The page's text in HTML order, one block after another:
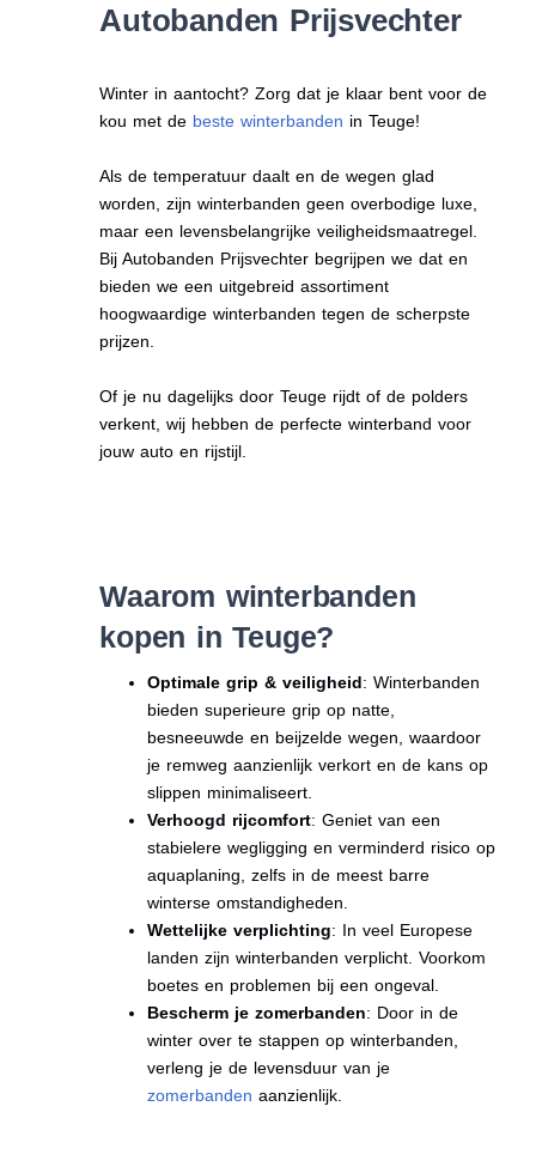
Autobanden Prijsvechter
Winter in aantocht? Zorg dat je klaar bent voor de
kou met de beste winterbanden in Teuge!
Als de temperatuur daalt en de wegen glad
worden, zijn winterbanden geen overbodige luxe,
maar een levensbelangrijke veiligheidsmaatregel.
Bij Autobanden Prijsvechter begrijpen we dat en
bieden we een uitgebreid assortiment
hoogwaardige winterbanden tegen de scherpste
prijzen.
Of je nu dagelijks door Teuge rijdt of de polders
verkent, wij hebben de perfecte winterband voor
jouw auto en rijstijl.
Waarom winterbanden
kopen in Teuge?
Optimale grip & veiligheid: Winterbanden
bieden superieure grip op natte,
besneeuwde en beijzelde wegen, waardoor
je remweg aanzienlijk verkort en de kans op
slippen minimaliseert.
Verhoogd rijcomfort: Geniet van een
stabielere wegligging en verminderd risico op
aquaplaning, zelfs in de meest barre
winterse omstandigheden.
Wettelijke verplichting: In veel Europese
landen zijn winterbanden verplicht. Voorkom
boetes en problemen bij een ongeval.
Bescherm je zomerbanden: Door in de
winter over te stappen op winterbanden,
verleng je de levensduur van je
zomerbanden aanzienlijk.